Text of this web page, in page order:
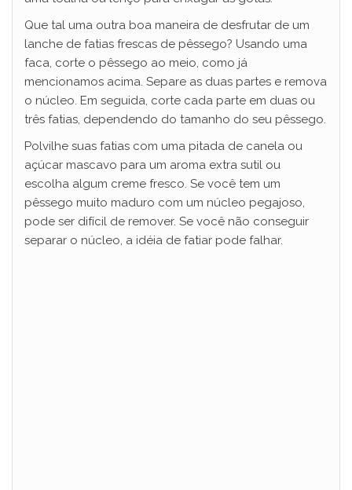
d
e
o
Que tal uma outra boa maneira de desfrutar de um
lanche de fatias frescas de pêssego? Usando uma
faca, corte o pêssego ao meio, como já
mencionamos acima. Separe as duas partes e remova
o núcleo. Em seguida, corte cada parte em duas ou
três fatias, dependendo do tamanho do seu pêssego.
Polvilhe suas fatias com uma pitada de canela ou
açúcar mascavo para um aroma extra sutil ou
escolha algum creme fresco. Se você tem um
pêssego muito maduro com um núcleo pegajoso,
pode ser difícil de remover. Se você não conseguir
separar o núcleo, a idéia de fatiar pode falhar.